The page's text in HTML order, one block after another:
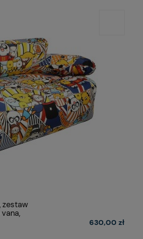
zestaw
630,00 zł